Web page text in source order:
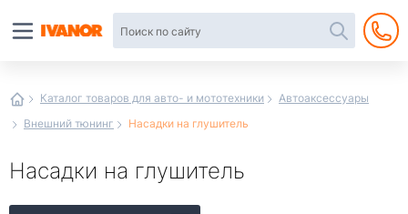
Каталог товаров для авто- и мототехники
Автоаксессуары
Внешний тюнинг
Насадки на глушитель
Насадки на глушитель
интернет-